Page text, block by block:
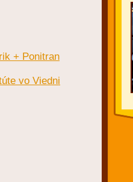
+ Ponitran
vo Viedni